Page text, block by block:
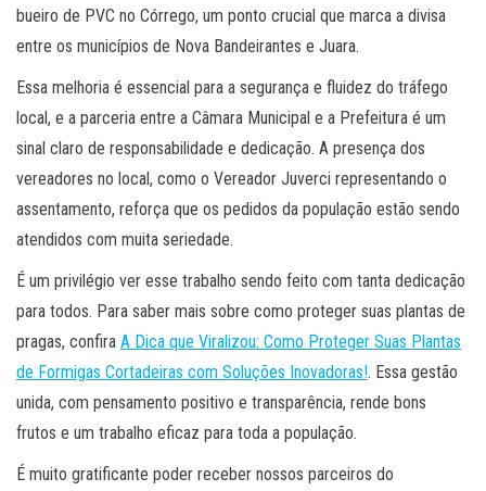
bueiro de PVC no Córrego, um ponto crucial que marca a divisa
entre os municípios de Nova Bandeirantes e Juara.
Essa melhoria é essencial para a segurança e fluidez do tráfego
local, e a parceria entre a Câmara Municipal e a Prefeitura é um
sinal claro de responsabilidade e dedicação. A presença dos
vereadores no local, como o Vereador Juverci representando o
assentamento, reforça que os pedidos da população estão sendo
atendidos com muita seriedade.
É um privilégio ver esse trabalho sendo feito com tanta dedicação
para todos. Para saber mais sobre como proteger suas plantas de
pragas, confira A Dica que Viralizou: Como Proteger Suas Plantas
de Formigas Cortadeiras com Soluções Inovadoras!. Essa gestão
unida, com pensamento positivo e transparência, rende bons
frutos e um trabalho eficaz para toda a população.
É muito gratificante poder receber nossos parceiros do